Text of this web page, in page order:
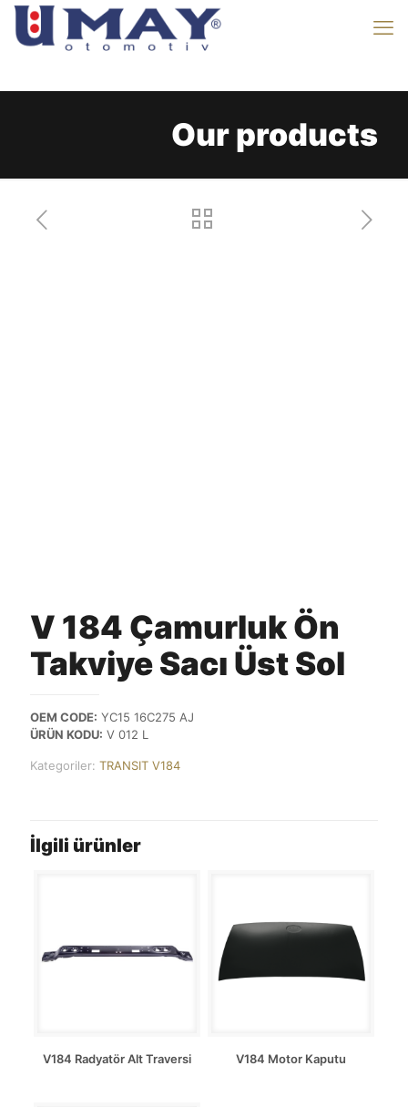
Our products
V 184 Çamurluk Ön
Takviye Sacı Üst Sol
OEM CODE: YC15 16C275 AJ
ÜRÜN KODU: V 012 L
Kategoriler: TRANSIT V184
İlgili ürünler
V184 Radyatör Alt Traversi V184 Motor Kaputu